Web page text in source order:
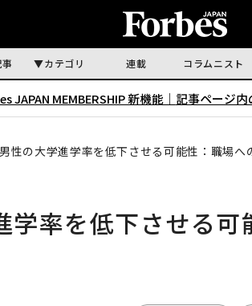
カテゴリ 連載 コラムニスト
JAPAN MEMBERSHIP 新機能｜ 記事ページ
性の大学進学率を低下させる可能性：職場へ
率を低下させる可